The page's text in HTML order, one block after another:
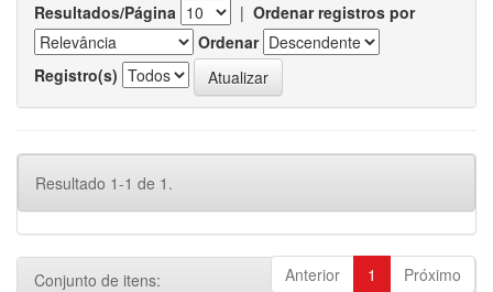
Resultados/Página | Ordenar registros por
Ordenar
Registro(s)
Resultado 1-1 de 1.
Anterior 1 Próximo
Conjunto de itens: